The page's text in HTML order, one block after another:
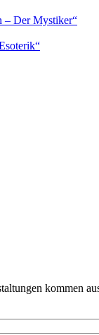
– Der Mystiker“
kommen